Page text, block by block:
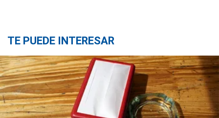
TE PUEDE INTERESAR